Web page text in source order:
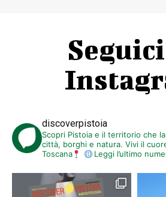
discoverpistoia
Scopri Pistoia e il territorio che
città, borghi e natura. Vivi il
Toscana
Leggi l’ultimo